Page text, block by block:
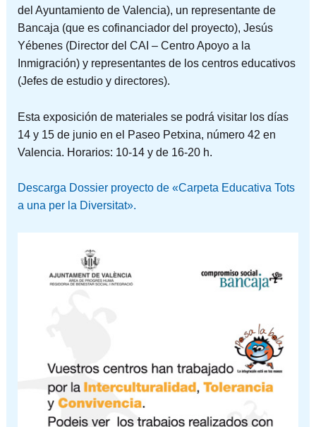
del Ayuntamiento de Valencia), un representante de
Bancaja (que es cofinanciador del proyecto), Jesús
Yébenes (Director del CAI – Centro Apoyo a la
Inmigración) y representantes de los centros educativos
(Jefes de estudio y directores).
Esta exposición de materiales se podrá visitar los días
14 y 15 de junio en el Paseo Petxina, número 42 en
Valencia. Horarios: 10-14 y de 16-20 h.
Descarga Dossier proyecto de «Carpeta Educativa Tots
a una per la Diversitat».